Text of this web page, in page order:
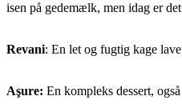
isen på gedemælk, men idag er
Revani: En let og fugtig kage
Aşure: En kompleks dessert,